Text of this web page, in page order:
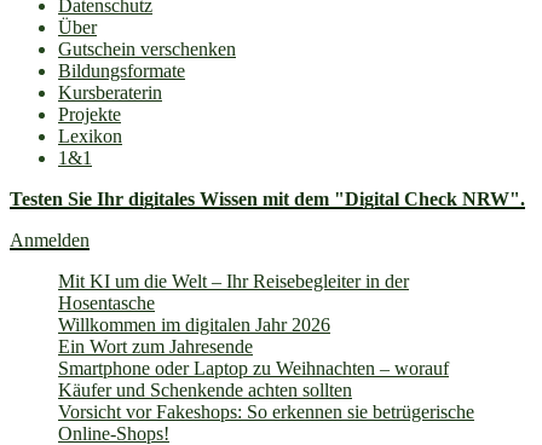
Datenschutz
Über
Gutschein verschenken
Bildungsformate
Kursberaterin
Projekte
Lexikon
1&1
Testen Sie Ihr digitales Wissen mit dem "Digital Check NRW".
Anmelden
Mit KI um die Welt – Ihr Reisebegleiter in der
Hosentasche
Willkommen im digitalen Jahr 2026
Ein Wort zum Jahresende
Smartphone oder Laptop zu Weihnachten – worauf
Käufer und Schenkende achten sollten
Vorsicht vor Fakeshops: So erkennen sie betrügerische
Online-Shops!